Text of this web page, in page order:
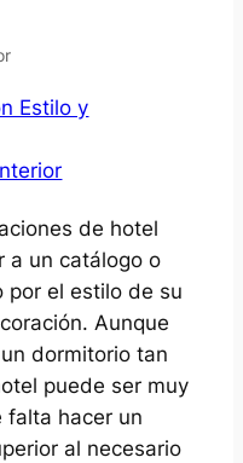
Estilo y
de hotel
a un catálogo o
por el estilo de su
Aunque
dormitorio tan
puede ser muy
falta hacer un
al necesario